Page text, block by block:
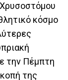
κόσμο
την Πέμπτη
της